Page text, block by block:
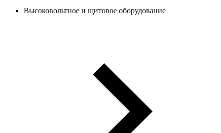
Высоковольтное и щитовое оборудование